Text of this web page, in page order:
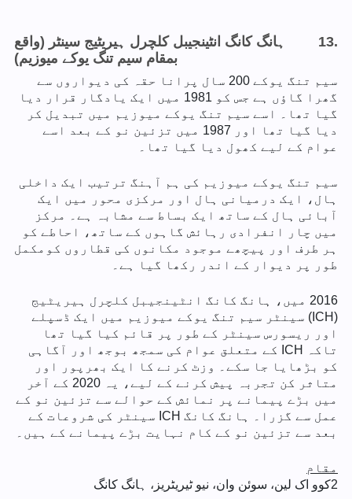
ہانگ کانگ انٹینجیبل کلچرل ہیریٹیج سینٹر (واقع
بمقام سیم تنگ یوکے میوزیم)
13.
سیم تنگ یوکے 200 سال پرانا حقہ کی دیواروں سے
گھرا گاؤں ہے جس کو 1981 میں ایک یادگار قرار دیا
گیا تھا۔ اسے سیم تنگ یوکے میوزیم میں تبدیل کر
دیا گیا تھا اور 1987 میں تزئین نو کے بعد اسے
عوام کے لیے کھول دیا گیا تھا۔
سیم تنگ یوکے میوزیم کی ہم آہنگ ترتیب ایک داخلی
ہال، ایک درمیانی ہال اور مرکزی محور میں ایک
آبائی ہال کے ساتھ ایک بساط سے مشابہ ہے۔ مرکز
میں چار انفرادی رہائش گاہوں کے ساتھ، احاطے کو
ہر طرف اور پیچھے موجود مکانوں کی قطاروں کومکمل
طور پر دیوار کے اندر رکھا گیا ہے۔
2016 میں، ہانگ کانگ انٹینجیبل کلچرل ہیریٹیج
(ICH) سینٹر سیم تنگ یوکے میوزیم میں ایک ڈسپلے
اور ریسورس سینٹر کے طور پر قائم کیا گیا تھا
تاکہ ICH کے متعلق عوام کی سمجھ بوجھ اور آگاہی
کو بڑھایا جا سکے۔ وزٹ کرنے کا ایک بھرپور اور
متاثر کن تجربہ پیش کرنے کے لیے، یہ 2020 کے آخر
میں بڑے پیمانے پر نمائش کے حوالے سے تزئین نو کے
عمل سے گزرا۔ ہانگ کانگ ICH سینٹر کی شروعات کے
بعد سے تزئین نو کے کام نہایت بڑے پیمانے کے ہیں۔
مقام
کوو اک لین، سوئن وان، نیو ٹیریٹریز، ہانگ کانگ2